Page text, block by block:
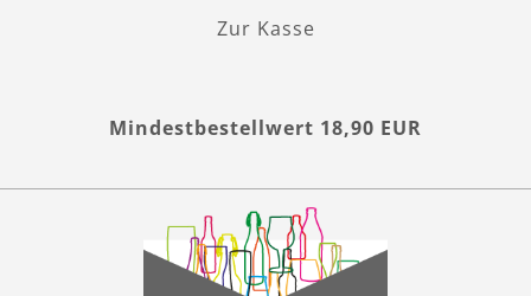
Zur Kasse
Mindestbestellwert 18,90 EUR